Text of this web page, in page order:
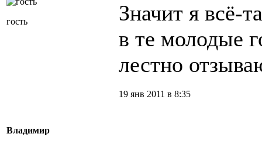
гость
Значит я всё-
в те молодые
лестно
Владимир
19 янв 2011 в 8:35